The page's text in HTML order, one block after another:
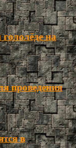
на
проведения
в